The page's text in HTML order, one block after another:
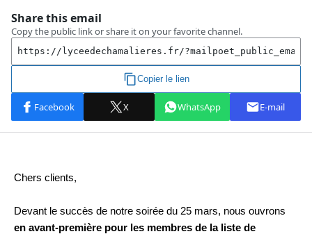
Chers clients,
Devant le succès de notre soirée du 25 mars, nous ouvrons
en avant-première pour les membres de la liste de